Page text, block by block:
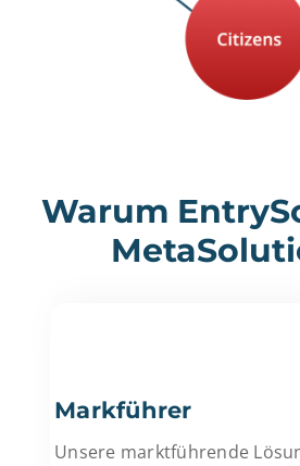
Warum
Markführer
Unsere marktführende